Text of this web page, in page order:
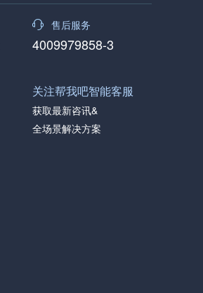
售后服务
4009979858-3
关注帮我吧智能客服
获取最新咨讯&
全场景解决方案